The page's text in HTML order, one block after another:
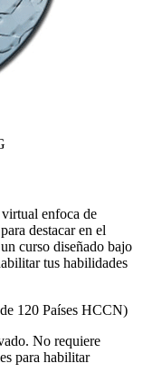
enfoca de
destacar en el
curso diseñado bajo
tus habilidades
120 Países HCCN)
No requiere
para habilitar